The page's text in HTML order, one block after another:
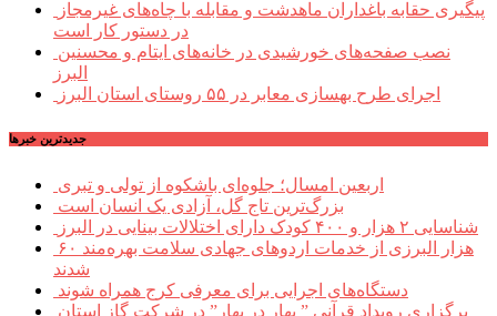
در دستور کار است
البرز
اجرای طرح بهسازی معابر در ۵۵ روستای استان البرز
جديدترين خبرها
اربعین امسال؛ جلوه‌ای باشکوه از تولی و تبری
بزرگ‌ترین تاج گل، آزادی یک انسان است
شناسایی ۲ هزار و ۴۰۰ کودک دارای اختلالات بینایی در البرز
۶۰ هزار البرزی از خدمات اردوهای جهادی سلامت بهره‌مند
شدند
دستگاه‌های اجرایی برای معرفی کرج همراه شوند